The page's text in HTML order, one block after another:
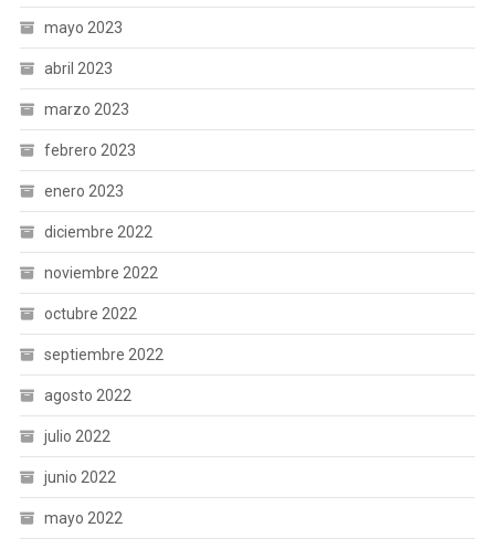
mayo 2023
abril 2023
marzo 2023
febrero 2023
enero 2023
diciembre 2022
noviembre 2022
octubre 2022
septiembre 2022
agosto 2022
julio 2022
junio 2022
mayo 2022